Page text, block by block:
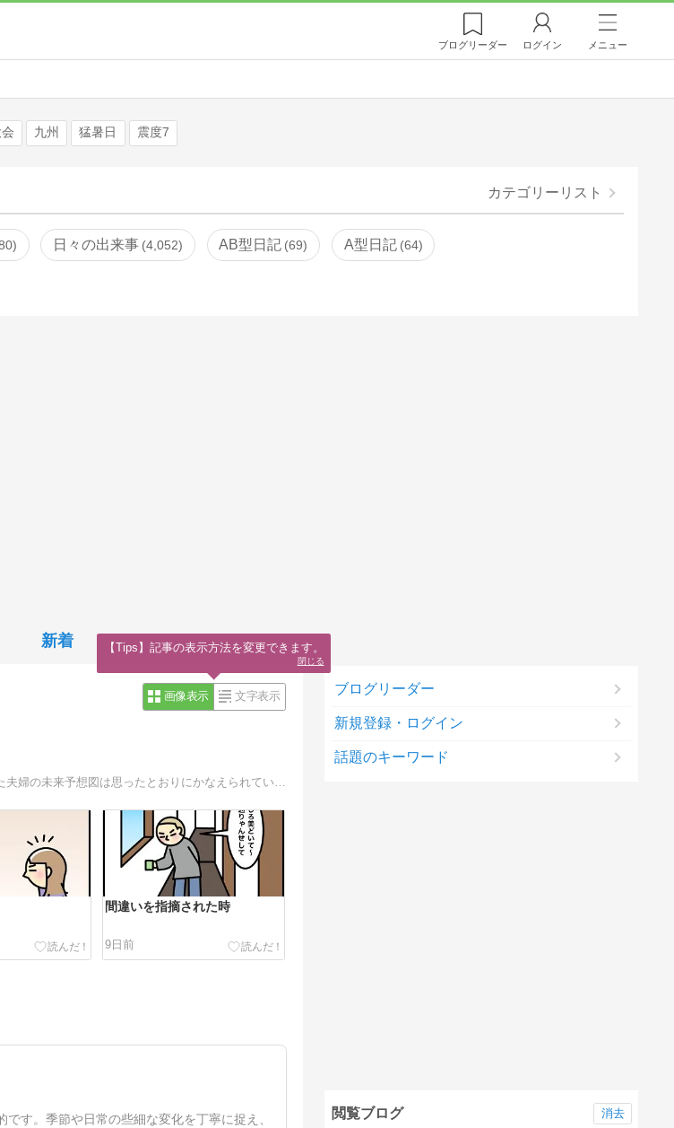
ブログリーダー ログイン メニュー
九州 猛暑日 震度7
カテゴリーリスト
日々の出来事 4,052 AB型日記 69 A型日記 64
新着
画像表示 文字表示
間違いを指摘された時
9日前
す。季節や日常の些細な変化を丁寧に捉え、
ブログリーダー
新規登録・ログイン
話題のキーワード
閲覧ブログ 消去
【Tips】記事の表示方法を変更できます。
閉じる